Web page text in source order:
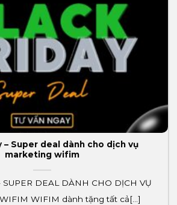
– Super deal dành cho dịch vụ
marketing wifim
SUPER DEAL DÀNH CHO DỊCH VỤ
WIFIM dành tặng tất cả[...]